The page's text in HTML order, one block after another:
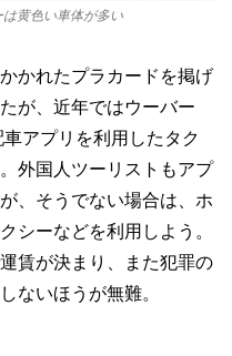
黄色い車体が多い
かれたプラカードを掲げ
が、近年ではウーバー
アプリを利用したタク
外国人ツーリストもアプ
、そうでない場合は、ホ
シーなどを利用しよう。
賃が決まり、また犯罪の
ないほうが無難。